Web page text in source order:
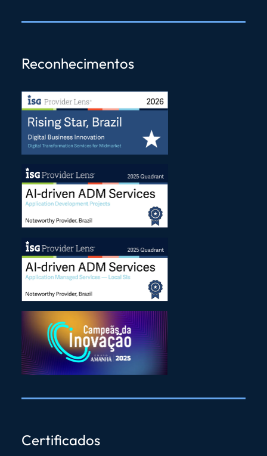
Reconhecimentos
Certificados